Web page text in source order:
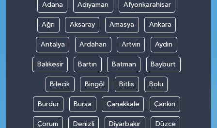
Adana Adıyaman Afyonkarahisar
Ağrı Aksaray Amasya Ankara
Antalya Ardahan Artvin Aydın
Balıkesir Bartın Batman Bayburt
Bilecik Bingöl Bitlis Bolu
Burdur Bursa Çanakkale Çankırı
Çorum Denizli Diyarbakır Düzce